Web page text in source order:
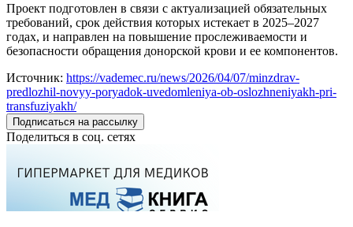
Проект подготовлен в связи с актуализацией обязательных
требований, срок действия которых истекает в 2025–2027
годах, и направлен на повышение прослеживаемости и
безопасности обращения донорской крови и ее компонентов.
Источник: https://vademec.ru/news/2026/04/07/minzdrav-
predlozhil-novyy-poryadok-uvedomleniya-ob-oslozhneniyakh-pri-
transfuziyakh/
Подписаться на рассылку
Поделиться в соц. сетях